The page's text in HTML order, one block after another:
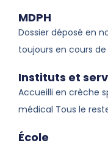
MDPH
Dossier déposé en
toujours en cours
Instituts et
Accueilli en crèche
médical Tous le
École